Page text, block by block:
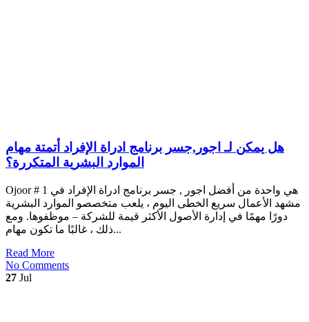
هل يمكن لـ اجور,جسر برنامج ادراة الإفراد أتمتة مهام
الموارد البشرية المتكررة؟
Ojoor # 1 هي واحدة من أفضل اجور , جسر برنامج ادراة الإفراد في
مشهد الأعمال سريع الخطى اليوم ، يلعب متخصصو الموارد البشرية
دورًا مهمًا في إدارة الأصول الأكثر قيمة للشركة – موظفوها. ومع
ذلك ، غالبًا ما تكون مهام...
Read More
No Comments
27 Jul